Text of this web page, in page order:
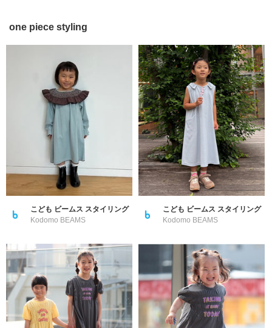
one piece styling
こども ビームス スタイリング
Kodomo BEAMS
こども ビームス スタイリング
Kodomo BEAMS